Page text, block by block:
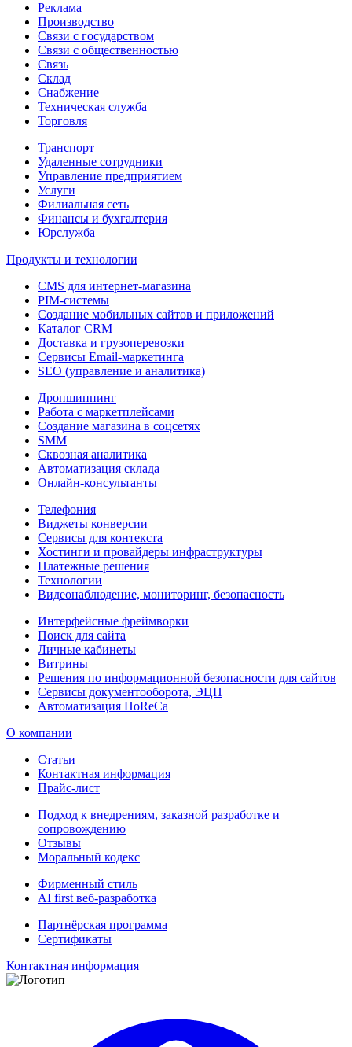
Реклама
Производство
Связи с государством
Связи с общественностью
Связь
Склад
Снабжение
Техническая служба
Торговля
Транспорт
Удаленные сотрудники
Управление предприятием
Услуги
Филиальная сеть
Финансы и бухгалтерия
Юрслужба
Продукты и технологии
CMS для интернет-магазина
PIM-системы
Создание мобильных сайтов и приложений
Каталог CRM
Доставка и грузоперевозки
Сервисы Email-маркетинга
SEO (управление и аналитика)
Дропшиппинг
Работа с маркетплейсами
Создание магазина в соцсетях
SMM
Сквозная аналитика
Автоматизация склада
Онлайн-консультанты
Телефония
Виджеты конверсии
Сервисы для контекста
Хостинги и провайдеры инфраструктуры
Платежные решения
Технологии
Видеонаблюдение, мониторинг, безопасность
Интерфейсные фреймворки
Поиск для сайта
Личные кабинеты
Витрины
Решения по информационной безопасности для сайтов
Сервисы документооборота, ЭЦП
Автоматизация HoReCa
О компании
Статьи
Контактная информация
Прайс-лист
Подход к внедрениям, заказной разработке и
сопровождению
Отзывы
Моральный кодекс
Фирменный стиль
AI first веб-разработка
Партнёрская программа
Сертификаты
Контактная информация